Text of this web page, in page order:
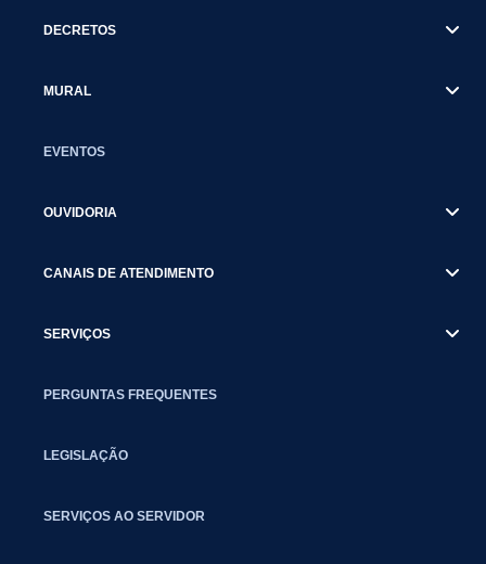
DECRETOS
MURAL
EVENTOS
OUVIDORIA
CANAIS DE ATENDIMENTO
SERVIÇOS
PERGUNTAS FREQUENTES
LEGISLAÇÃO
SERVIÇOS AO SERVIDOR